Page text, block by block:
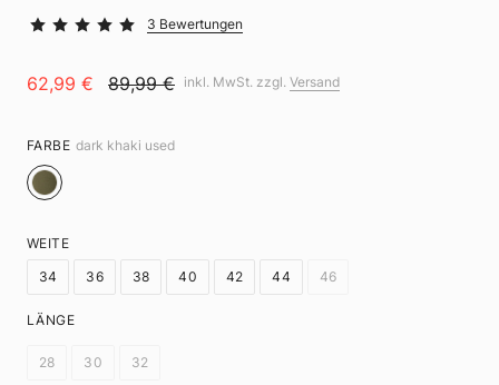
3 Bewertungen
62,99 € 89,99 € inkl. MwSt. zzgl. Versand
FARBE dark khaki used
WEITE
34
36 38 40 42 44 46
LÄNGE
28 30 32